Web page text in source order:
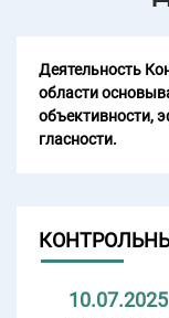
Деятельность
области
объективности,
гласности.
10.07.2025